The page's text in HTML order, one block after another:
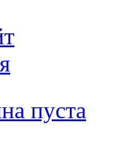
пуста